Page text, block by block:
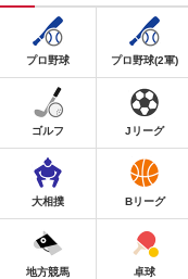
プロ野球 プロ野球(2軍)
ゴルフ Jリーグ
大相撲 Bリーグ
地方競馬 卓球